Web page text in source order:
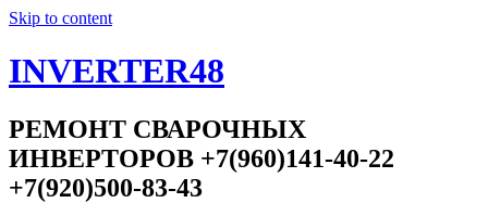
Skip to content
INVERTER48
РЕМОНТ СВАРОЧНЫХ
ИНВЕРТОРОВ +7(960)141-40-22
+7(920)500-83-43